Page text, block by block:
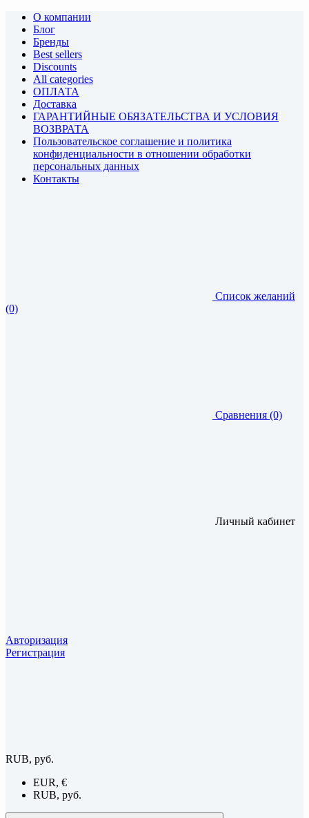
О компании
Блог
Бренды
Best sellers
Discounts
All categories
ОПЛАТА
Доставка
ГАРАНТИЙНЫЕ ОБЯЗАТЕЛЬСТВА И УСЛОВИЯ
ВОЗВРАТА
Пользовательское соглашение и политика
конфиденциальности в отношении обработки
персональных данных
Контакты
Список желаний
(0)
Сравнения (0)
Личный кабинет
Авторизация
Регистрация
RUB, руб.
EUR, €
RUB, руб.